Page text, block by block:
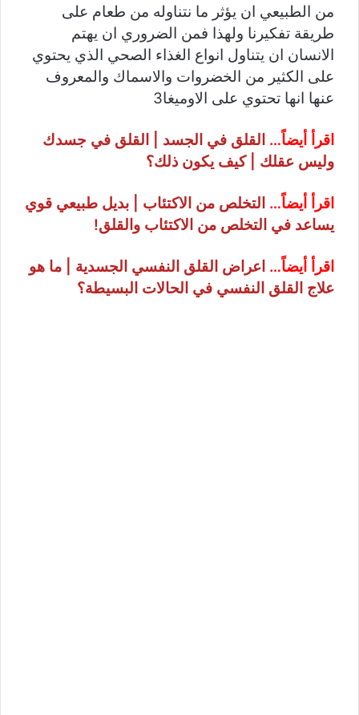
من الطبيعي ان يؤثر ما نتناوله من طعام على
طريقة تفكيرنا ولهذا فمن الضروري ان يهتم
الانسان ان يتناول انواع الغذاء الصحي الذي يحتوي
على الكثير من الخضروات والاسماك والمعروف
عنها انها تحتوي على الاوميغا3
اقرأ أيضاً… القلق في الجسد | القلق في جسدك
وليس عقلك | كيف يكون ذلك؟
اقرأ أيضاً… التخلص من الاكتئاب | بديل طبيعي قوي
يساعد في التخلص من الاكتئاب والقلق!
اقرأ أيضاً… اعراض القلق النفسي الجسدية | ما هو
علاج القلق النفسي في الحالات البسيطة؟